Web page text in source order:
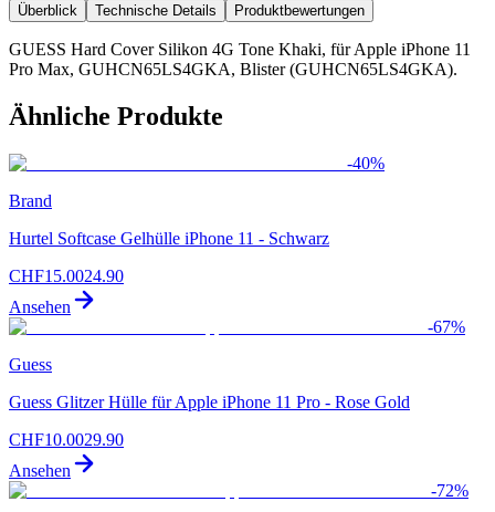
Überblick Technische Details Produktbewertungen
GUESS Hard Cover Silikon 4G Tone Khaki, für Apple iPhone 11
Pro Max, GUHCN65LS4GKA, Blister (GUHCN65LS4GKA).
Ähnliche Produkte
-40%
Brand
Hurtel Softcase Gelhülle iPhone 11 - Schwarz
CHF15.0024.90
Ansehen
-67%
Guess
Guess Glitzer Hülle für Apple iPhone 11 Pro - Rose Gold
CHF10.0029.90
Ansehen
-72%